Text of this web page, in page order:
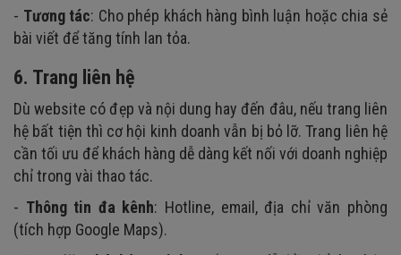
- Tương tác: Cho phép khách hàng bình luận hoặc chia sẻ
bài viết để tăng tính lan tỏa.
6. Trang liên hệ
Dù website có đẹp và nội dung hay đến đâu, nếu trang liên
hệ bất tiện thì cơ hội kinh doanh vẫn bị bỏ lỡ. Trang liên hệ
cần tối ưu để khách hàng dễ dàng kết nối với doanh nghiệp
chỉ trong vài thao tác.
- Thông tin đa kênh: Hotline, email, địa chỉ văn phòng
(tích hợp Google Maps).